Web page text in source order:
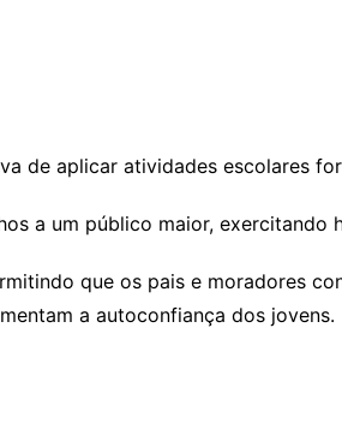
de aplicar atividades escolares
a um público maior, exercitando
que os pais e moradores
a autoconfiança dos jovens.